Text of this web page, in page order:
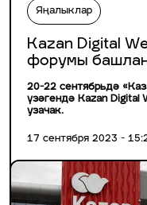
Яңалыклар
Kazan Digital
форумы
20-22 сентябрьдә
үзәгендә Kazan
узачак.
17 сентября 2023 -